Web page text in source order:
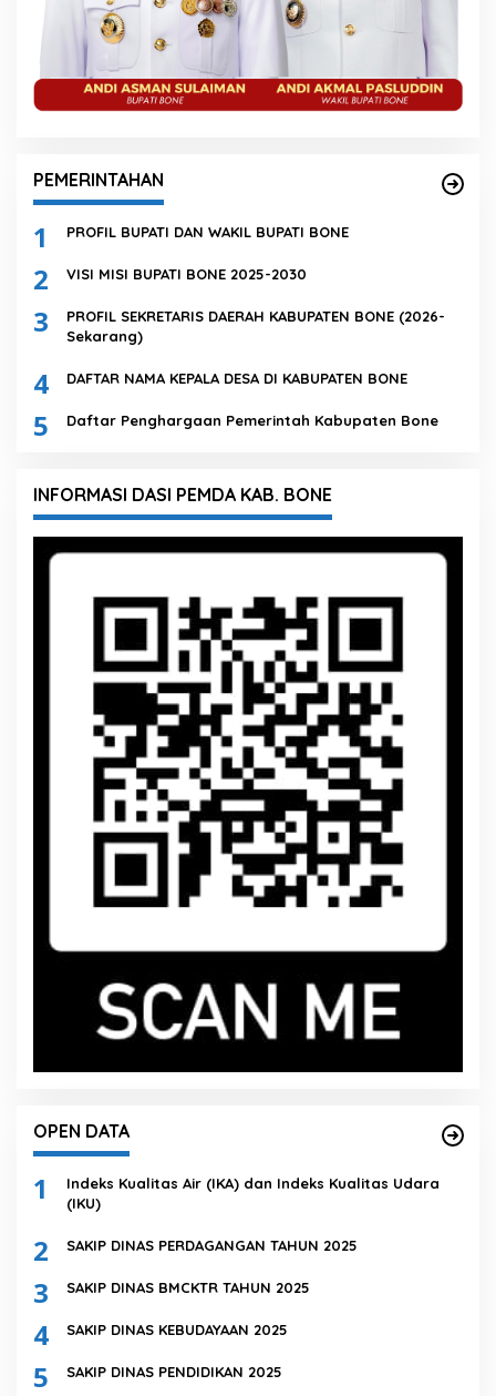
PEMERINTAHAN
1 PROFIL BUPATI DAN WAKIL BUPATI BONE
2 VISI MISI BUPATI BONE 2025-2030
3
PROFIL SEKRETARIS DAERAH KABUPATEN BONE (2026-
Sekarang)
4 DAFTAR NAMA KEPALA DESA DI KABUPATEN BONE
5 Daftar Penghargaan Pemerintah Kabupaten Bone
INFORMASI DASI PEMDA KAB. BONE
OPEN DATA
1
Indeks Kualitas Air (IKA) dan Indeks Kualitas Udara
(IKU)
2 SAKIP DINAS PERDAGANGAN TAHUN 2025
3 SAKIP DINAS BMCKTR TAHUN 2025
4 SAKIP DINAS KEBUDAYAAN 2025
5 SAKIP DINAS PENDIDIKAN 2025